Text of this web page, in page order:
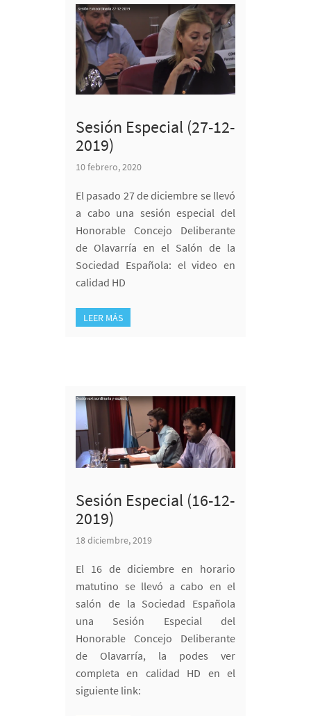
Sesión Especial (27-12-
2019)
10 febrero, 2020
El pasado 27 de diciembre se llevó
a cabo una sesión especial del
Honorable Concejo Deliberante
de Olavarría en el Salón de la
Sociedad Española: el video en
calidad HD
LEER MÁS
Sesión Especial (16-12-
2019)
18 diciembre, 2019
El 16 de diciembre en horario
matutino se llevó a cabo en el
salón de la Sociedad Española
una Sesión Especial del
Honorable Concejo Deliberante
de Olavarría, la podes ver
completa en calidad HD en el
siguiente link: